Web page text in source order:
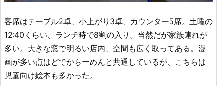
客席はテーブル2卓、小上がり3卓、カウンター5席。土曜の
12:40くらい、ランチ時で8割の入り。当然だが家族連れが
多い。大きな窓で明るい店内、空間も広く取ってある。漫
画が多い点はどでからーめんと共通しているが、こちらは
児童向け絵本も多かった。